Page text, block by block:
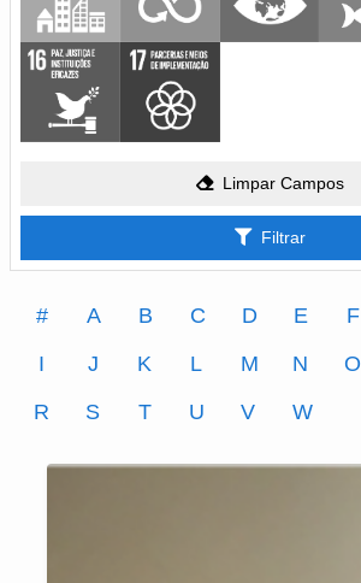
Limpar Campos
Filtrar
# A B C D E F
I
J K L M N O
R
S T U V W